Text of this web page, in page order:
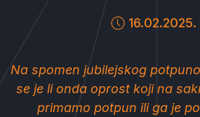
16.02.2025.
Na spomen jubilejskog
se je li onda oprost koji na
primamo potpun ili ga je